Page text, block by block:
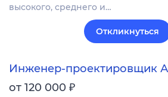
высокого, среднего и…
Откликнуться
Инженер-проектировщик
от 120 000 ₽